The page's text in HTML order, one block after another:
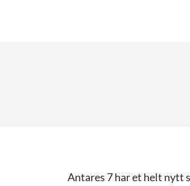
Antares 7 har et helt nytt